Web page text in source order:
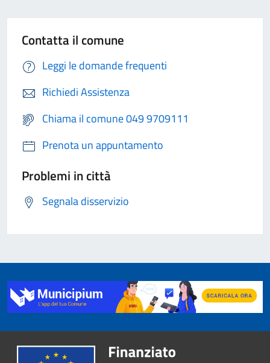
Contatta il comune
Leggi le domande frequenti
Richiedi Assistenza
Chiama il comune 049 9709111
Prenota un appuntamento
Problemi in città
Segnala disservizio